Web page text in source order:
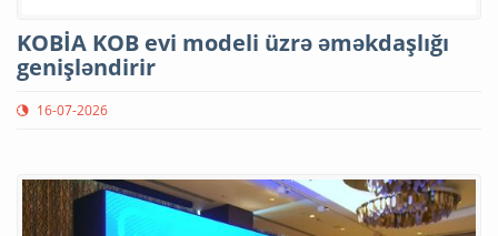
KOBİA KOB evi modeli üzrə əməkdaşlığı
genişləndirir
16-07-2026